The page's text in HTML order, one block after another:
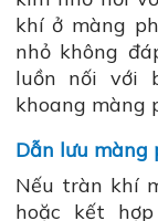
khí ở màng
nhỏ không
luồn nối với
khoang màng
Dẫn lưu màng
Nếu tràn khí
hoặc kết